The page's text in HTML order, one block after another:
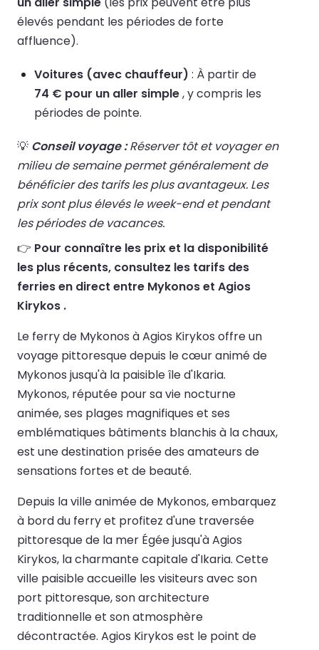
élevés pendant les périodes de forte
affluence).
Voitures (avec chauffeur) : À partir de
74 € pour un aller simple, y compris les
périodes de pointe.
💡 Conseil voyage :Réserver tôt et voyager en
milieu de semaine permet généralement de
bénéficier des tarifs les plus avantageux. Les
prix sont plus élevés le week-end et pendant
les périodes de vacances.
👉 Pour connaître les prix et la disponibilité
les plus récents, consultez les tarifs des
ferries en direct entre Mykonos et Agios
Kirykos .
Le ferry de Mykonos à Agios Kirykos offre un
voyage pittoresque depuis le cœur animé de
Mykonos jusqu'à la paisible île d'Ikaria.
Mykonos, réputée pour sa vie nocturne
animée, ses plages magnifiques et ses
emblématiques bâtiments blanchis à la chaux,
est une destination prisée des amateurs de
sensations fortes et de beauté.
Depuis la ville animée de Mykonos, embarquez
à bord du ferry et profitez d'une traversée
pittoresque de la mer Égée jusqu'à Agios
Kirykos, la charmante capitale d'Ikaria. Cette
ville paisible accueille les visiteurs avec son
port pittoresque, son architecture
traditionnelle et son atmosphère
décontractée. Agios Kirykos est le point de